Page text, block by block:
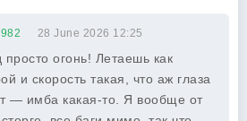
28 June 2026 12:25
просто огонь! Летаешь как
и скорость такая, что аж глаза
— имба какая-то. Я вообще от